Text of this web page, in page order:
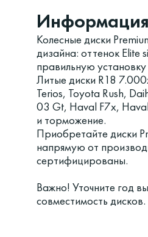
Колесные диски
дизайна: оттенок Elite
правильную
Литые диски R18
Terios, Toyota Rush,
03 Gt, Haval F7x,
и торможение.
Приобретайте диски
напрямую от
сертифицированы.
Важно! Уточните год
совместимость дисков.